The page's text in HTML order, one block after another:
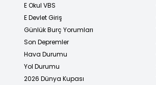
E Okul VBS
E Devlet Giriş
Günlük Burç Yorumları
Son Depremler
Hava Durumu
Yol Durumu
2026 Dünya Kupası